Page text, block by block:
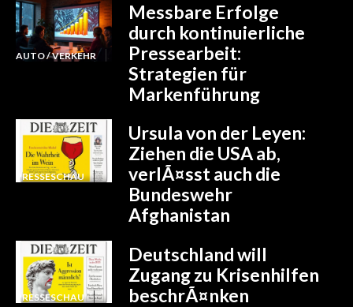
AUTO / VERKEHR
Messbare Erfolge
durch kontinuierliche
Pressearbeit:
Strategien für
Markenführung
PRESSESCHAU
Ursula von der Leyen:
Ziehen die USA ab,
verlÃ¤sst auch die
Bundeswehr
Afghanistan
PRESSESCHAU
Deutschland will
Zugang zu Krisenhilfen
beschrÃ¤nken